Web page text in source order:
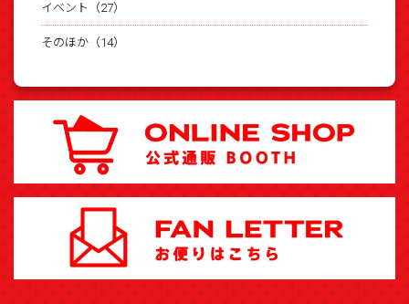
イベント（27）
そのほか（14）